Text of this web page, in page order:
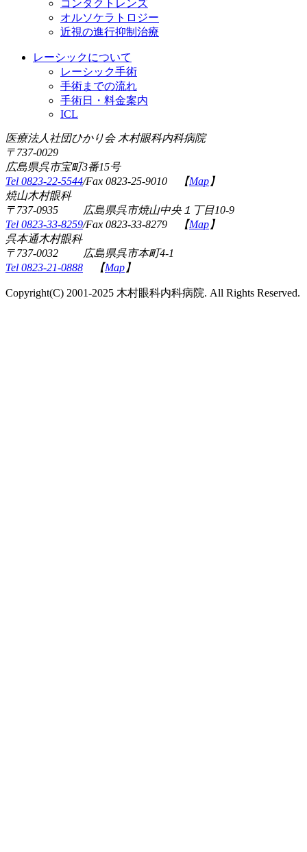
コンタクトレンズ
オルソケラトロジー
近視の進行抑制治療
レーシックについて
レーシック手術
手術までの流れ
手術日・料金案内
ICL
医療法人社団ひかり会 木村眼科内科病院
〒737-0029
広島県呉市宝町3番15号
Tel 0823-22-5544/Fax 0823-25-9010 【Map 】
焼山木村眼科
〒737-0935 広島県呉市焼山中央１丁目10-9
Tel 0823-33-8259/Fax 0823-33-8279 【Map 】
呉本通木村眼科
〒737-0032 広島県呉市本町4-1
Tel 0823-21-0888 【Map 】
Copyright(C) 2001-2025 木村眼科内科病院. All Rights Reserved.